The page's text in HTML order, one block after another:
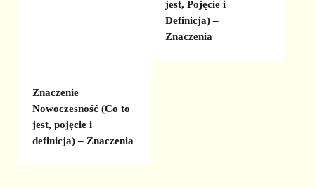
jest, Pojęcie i
Definicja) –
Znaczenia
Znaczenie
Nowoczesność (Co to
jest, pojęcie i
definicja) – Znaczenia